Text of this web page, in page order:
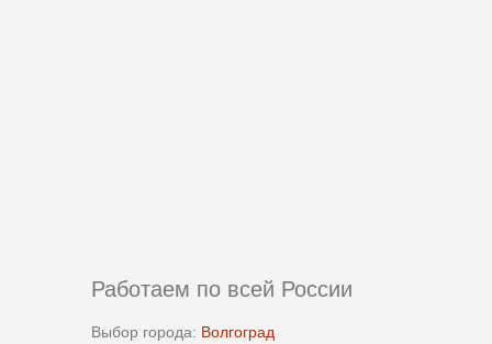
Работаем по всей России
Выбор города: Волгоград